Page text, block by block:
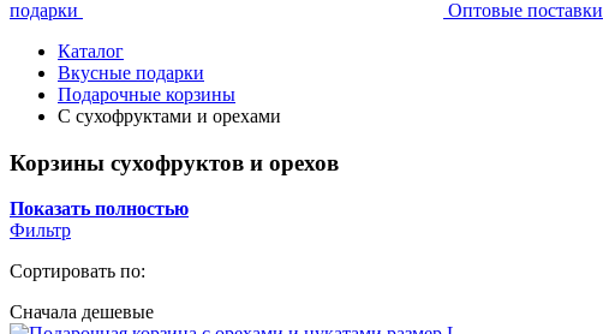
подарки
Оптовые поставки
Каталог
Вкусные подарки
Подарочные корзины
С сухофруктами и орехами
Корзины сухофруктов и орехов
Показать полностью
Фильтр
Сортировать по:
Сначала дешевые